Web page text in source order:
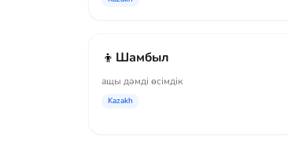
👦 Шамбыл
ащы дәмді өсімдік
Kazakh